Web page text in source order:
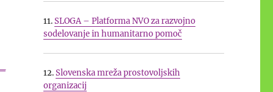
11.SLOGA – Platforma NVO za razvojno
sodelovanje in humanitarno pomoč
12.Slovenska mreža prostovoljskih
organizacij